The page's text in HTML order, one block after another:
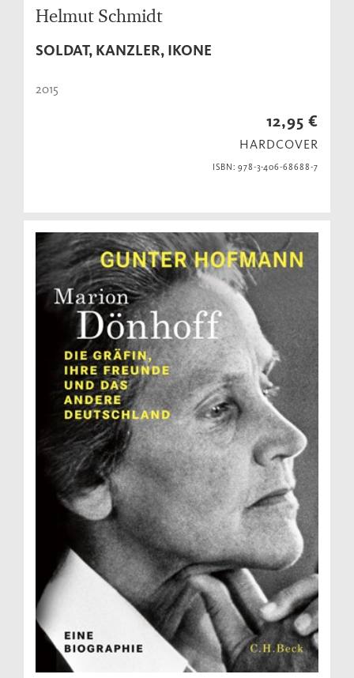
Helmut Schmidt
SOLDAT, KANZLER, IKONE
2015
12,95 €
HARDCOVER
ISBN: 978-3-406-68688-7